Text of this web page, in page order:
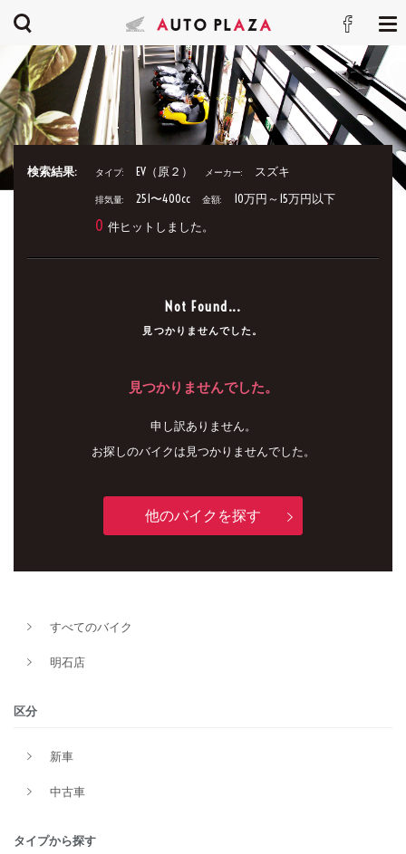
検索結果: タイプ: EV（原２） メーカー: スズキ
排気量: 251〜400cc 金額: 10万円～15万円以下
0 件ヒットしました。
Not Found...
見つかりませんでした。
見つかりませんでした。
申し訳ありません。
お探しのバイクは見つかりませんでした。
他のバイクを探す
すべてのバイク
明石店
区分
新車
中古車
タイプから探す
タイプ
メーカー
排気量